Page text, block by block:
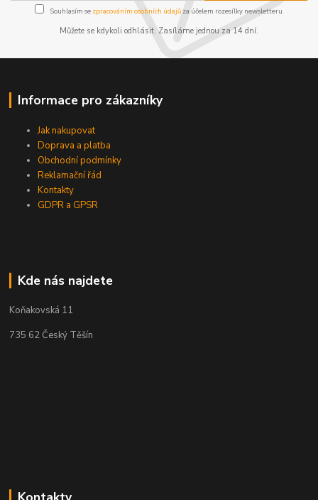
Souhlasím se zpracováním osobních údajůza účelem rozesílky newsletteru.
Můžete se kdykoli odhlásit. Zasíláme jednou za 14 dní.
Informace pro zákazníky
Jak nakupovat
Doprava a platba
Obchodní podmínky
Reklamační řád
Kontakty
GDPR a GPSR
Kde nás najdete
Koňakovská 11
735 62 Český Těšín